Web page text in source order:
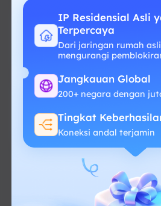
Residential Proxy
Intelligent proxies yang
pengumpulan data yang
Geolokasi gratis
IP residensial asli
Tanpa biaya tersembunyi
Mulai dari $-/
IP Residensial Asli
Terpercaya
Dari jaringan rumah
mengurangi
Jangkauan Global
200+ negara dengan
Tingkat
Koneksi andal terjamin